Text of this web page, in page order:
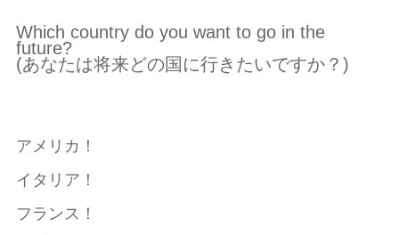
Which country do you want to go in the
future?
(あなたは将来どの国に行きたいですか？)
アメリカ！
イタリア！
フランス！